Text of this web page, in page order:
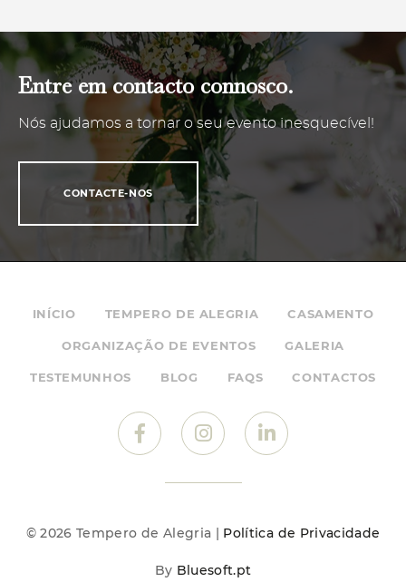
Entre em contacto connosco.
Nós ajudamos a tornar o seu evento inesquecível!
CONTACTE-NOS
INÍCIO TEMPERO DE ALEGRIA CASAMENTO
ORGANIZAÇÃO DE EVENTOS GALERIA
TESTEMUNHOS BLOG FAQS CONTACTOS
© 2026 Tempero de Alegria | Política de Privacidade
By Bluesoft.pt